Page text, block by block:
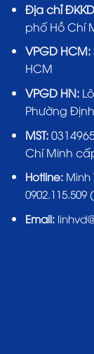
Địa chỉ
phố Hồ Chí
VPGD HCM:
HCM
VPGD HN:
Phường
MST:
Chí Minh
Hotline: Minh
0902.115.509
Email: